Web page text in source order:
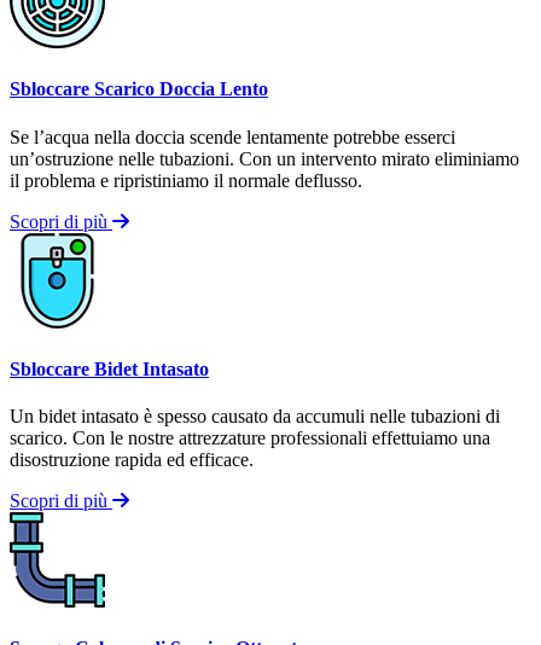
Sbloccare Scarico Doccia Lento
Se l’acqua nella doccia scende lentamente potrebbe esserci
un’ostruzione nelle tubazioni. Con un intervento mirato eliminiamo
il problema e ripristiniamo il normale deflusso.
Scopri di più
Sbloccare Bidet Intasato
Un bidet intasato è spesso causato da accumuli nelle tubazioni di
scarico. Con le nostre attrezzature professionali effettuiamo una
disostruzione rapida ed efficace.
Scopri di più